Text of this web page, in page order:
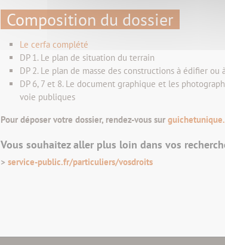
Composition du dossier
Le cerfa complété
DP 1. Le plan de situation du terrain
DP 2. Le plan de masse des constructions à édifier
DP 6, 7 et 8. Le document graphique et les
voie publiques
Pour déposer votre dossier, rendez-vous sur
Vous souhaitez aller plus loin dans vos
> service-public.fr/particuliers/vosdroits